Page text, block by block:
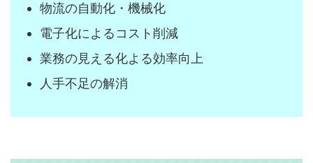
物流の自動化・機械化
電子化によるコスト削減
業務の見える化よる効率向上
人手不足の解消